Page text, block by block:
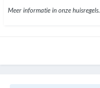
Meer informatie in onze huisregels.